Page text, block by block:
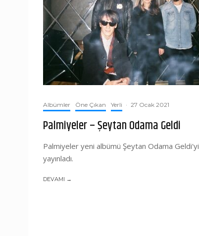
Albümler Öne Çıkan Yerli · 27 Ocak 2021
Palmiyeler – Şeytan Odama Geldi
Palmiyeler yeni albümü Şeytan Odama Geldi'yi
yayınladı.
DEVAMI →